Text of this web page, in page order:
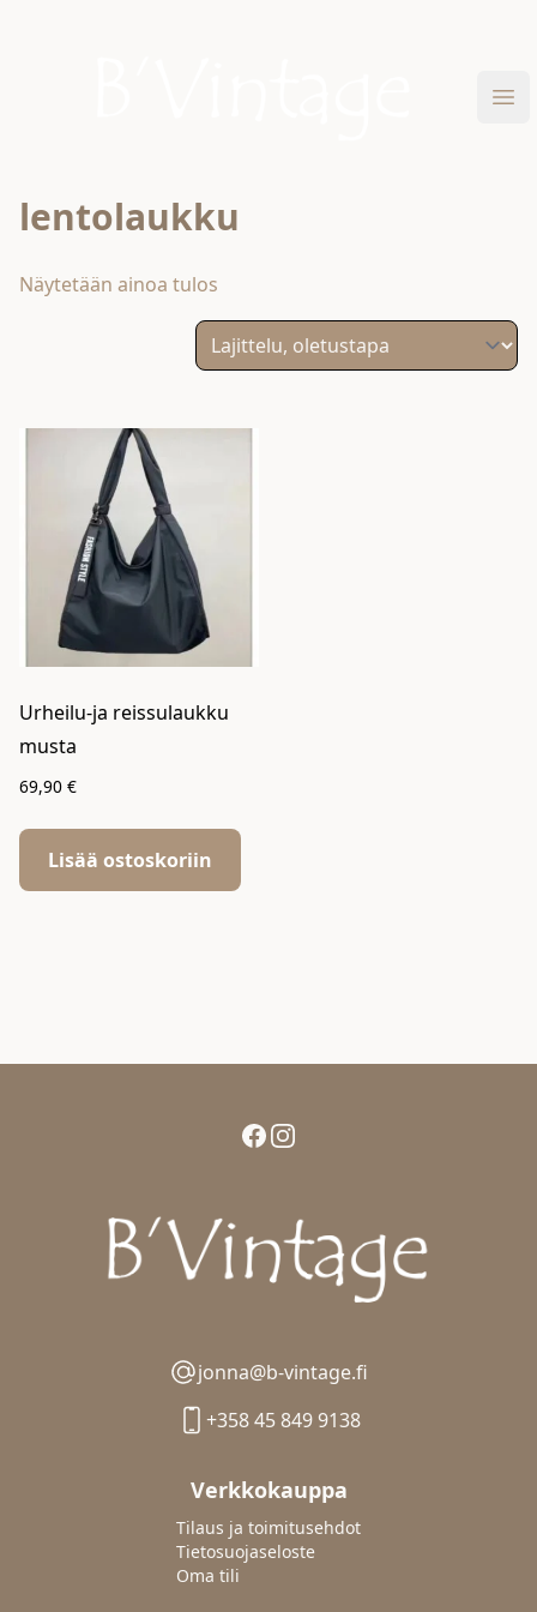
lentolaukku
Näytetään ainoa tulos
Urheilu-ja reissulaukku
musta
69,90 €
Lisää ostoskoriin
Facebook
Instagram
jonna@b-vintage.fi
+358 45 849 9138
Verkkokauppa
Tilaus ja toimitusehdot
Tietosuojaseloste
Oma tili